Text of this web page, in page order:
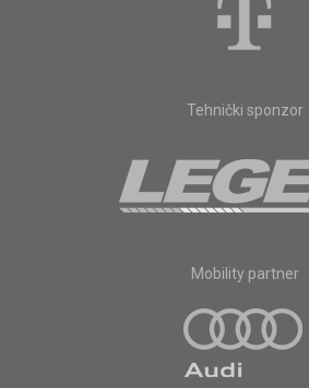
Tehnički sponzor
Mobility partner